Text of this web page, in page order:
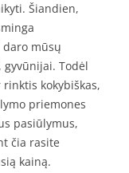
Šiandien,
mūsų
Todėl
kokybiškas,
priemones
pasiūlymus,
čia rasite
kainą.